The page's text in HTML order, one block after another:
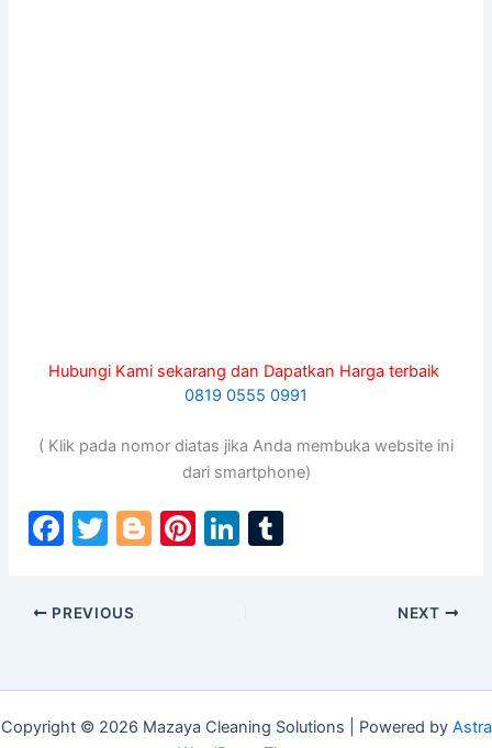
Hubungi Kami sekarang dan Dapatkan Harga terbaik
0819 0555 0991
( Klik pada nomor diatas jika Anda membuka website ini
dari smartphone)
F
c
o
o
T
itt
er
Bl Pi Li
n
PREVIOUS NEXT
Copyright © 2026 Mazaya Cleaning Solutions | Powered by Astra